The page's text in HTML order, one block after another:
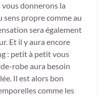
donnerons la
propre comme au
sera également
Et il y aura encore
: petit à petit vous
robe aura besoin
Il est alors bon
comme les